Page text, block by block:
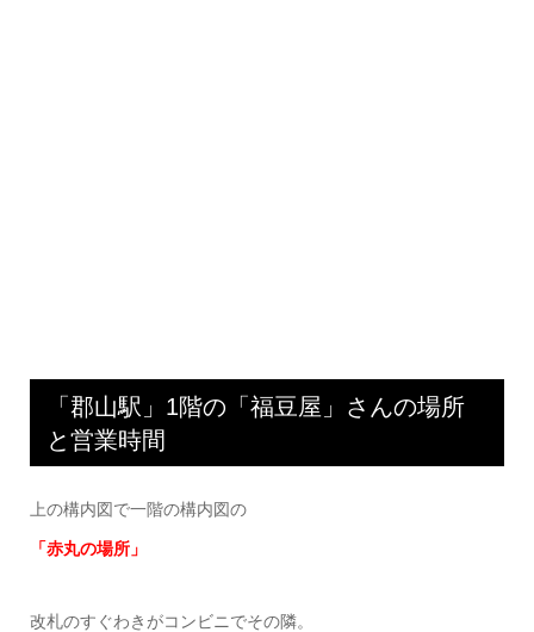
「郡山駅」1階の「福豆屋」さんの場所
と営業時間
上の構内図で一階の構内図の
「赤丸の場所」
改札のすぐわきがコンビニでその隣。